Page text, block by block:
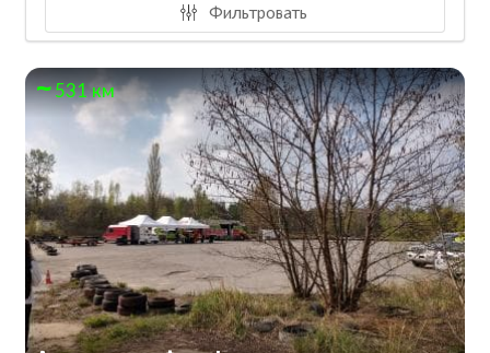
Фильтровать
531 км